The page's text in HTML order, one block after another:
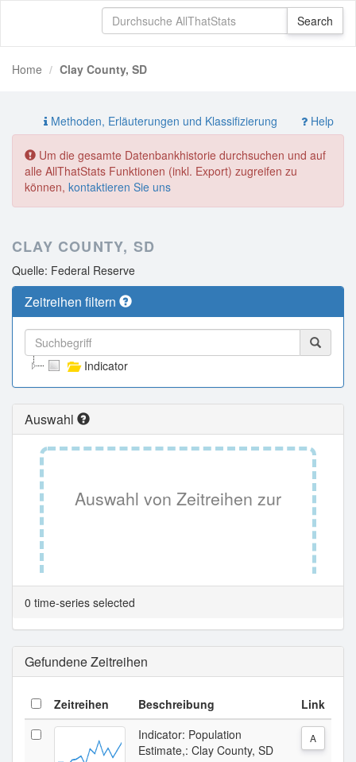
Home Clay County, SD
Methoden, Erläuterungen und Klassifizierung Help
Um die gesamte Datenbankhistorie durchsuchen und auf
alle AllThatStats Funktionen (inkl. Export) zugreifen zu
können, kontaktieren Sie uns
CLAY COUNTY, SD
Quelle: Federal Reserve
Zeitreihen filtern
Indicator
Auswahl
Auswahl von Zeitreihen zur
Tabellenansicht.
0 time-series selected
Gefundene Zeitreihen
Zeitreihen Beschreibung Link
Indicator: Population
Estimate,: Clay County, SD
A